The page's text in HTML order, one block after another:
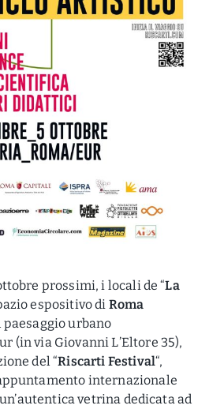
prossimi, i locali de “La
espositivo di Roma
paesaggio urbano
(in via Giovanni L’Eltore 35),
del “Riscarti Festival“,
internazionale
vetrina dedicata ad